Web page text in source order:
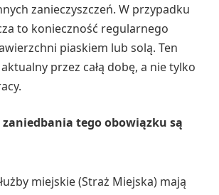
zanieczyszczeń. W przypadku
to konieczność regularnego
piaskiem lub solą. Ten
przez całą dobę, a nie tylko
tego obowiązku są
miejskie (Straż Miejska) mają